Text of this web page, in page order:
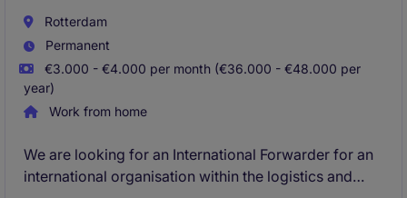
Rotterdam
Permanent
€3.000 - €4.000 per month (€36.000 - €48.000 per
year)
Work from home
We are looking for an International Forwarder for an
international organisation within the logistics and